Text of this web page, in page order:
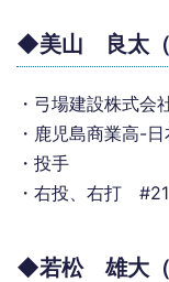
◆美山 良太
・弓場建設株式会
・鹿児島商業高-
・投手
・右投、右打 #21
◆若松 雄大